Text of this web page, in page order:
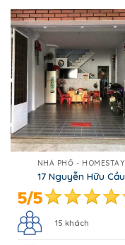
NHÀ PHỐ - HOMESTAY
17 Nguyễn Hữu Cầu
15 khách